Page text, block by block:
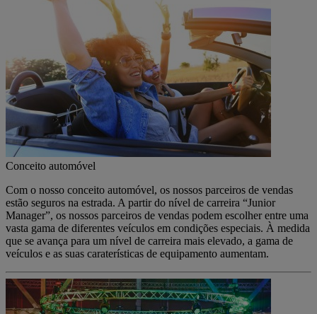
Conceito automóvel
Com o nosso conceito automóvel, os nossos parceiros de vendas
estão seguros na estrada. A partir do nível de carreira “Junior
Manager”, os nossos parceiros de vendas podem escolher entre uma
vasta gama de diferentes veículos em condições especiais. À medida
que se avança para um nível de carreira mais elevado, a gama de
veículos e as suas caraterísticas de equipamento aumentam.